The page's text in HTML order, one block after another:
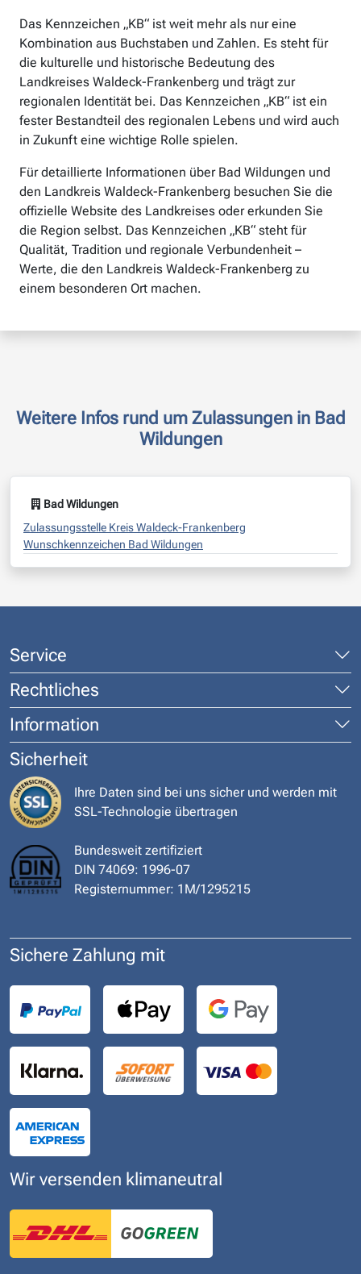
Das Kennzeichen „KB“ ist weit mehr als nur eine
Kombination aus Buchstaben und Zahlen. Es steht für
die kulturelle und historische Bedeutung des
Landkreises Waldeck-Frankenberg und trägt zur
regionalen Identität bei. Das Kennzeichen „KB“ ist ein
fester Bestandteil des regionalen Lebens und wird auch
in Zukunft eine wichtige Rolle spielen.
Für detaillierte Informationen über Bad Wildungen und
den Landkreis Waldeck-Frankenberg besuchen Sie die
offizielle Website des Landkreises oder erkunden Sie
die Region selbst. Das Kennzeichen „KB“ steht für
Qualität, Tradition und regionale Verbundenheit –
Werte, die den Landkreis Waldeck-Frankenberg zu
einem besonderen Ort machen.
Weitere Infos rund um Zulassungen in Bad
Wildungen
Bad Wildungen
Zulassungsstelle Kreis Waldeck-Frankenberg
Wunschkennzeichen Bad Wildungen
Service
Rechtliches
Information
Sicherheit
Ihre Daten sind bei uns sicher und werden mit
SSL-Technologie übertragen
Bundesweit zertifiziert
DIN 74069: 1996-07
Registernummer: 1M/1295215
Sichere Zahlung mit
Wir versenden klimaneutral